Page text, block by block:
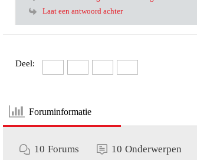
Laat een antwoord achter
Deel:
Foruminformatie
10 Forums 10 Onderwerpen